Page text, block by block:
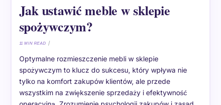
Jak ustawić meble w sklepie
spożywczym?
11 MIN READ
Optymalne rozmieszczenie mebli w sklepie
spożywczym to klucz do sukcesu, który wpływa nie
tylko na komfort zakupów klientów, ale przede
wszystkim na zwiększenie sprzedaży i efektywność